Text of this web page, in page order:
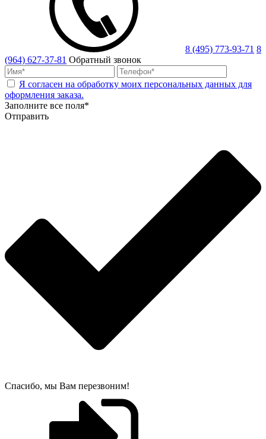
8 (495) 773-93-71 8
(964) 627-37-81 Обратный звонок
Я согласен на обработку моих персональных данных для
оформления заказа.
Заполните все поля*
Отправить
Спасибо, мы Вам перезвоним!